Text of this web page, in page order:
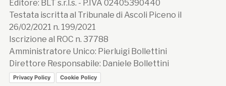
Editore: BLT s.r.l.s. - P.IVA 02405390440
Testata iscritta al Tribunale di Ascoli Piceno il
26/02/2021 n. 199/2021
Iscrizione al ROC n. 37788
Amministratore Unico: Pierluigi Bollettini
Direttore Responsabile: Daniele Bollettini
Privacy Policy Cookie Policy